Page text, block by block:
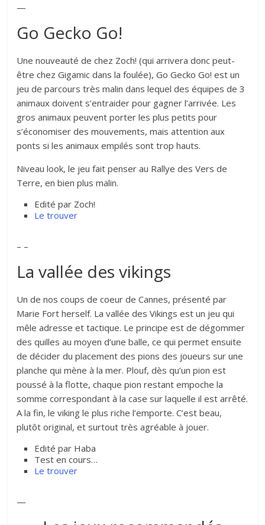
—
Go Gecko Go!
Une nouveauté de chez Zoch! (qui arrivera donc peut-
être chez Gigamic dans la foulée), Go Gecko Go! est un
jeu de parcours très malin dans lequel des équipes de 3
animaux doivent s’entraider pour gagner l’arrivée. Les
gros animaux peuvent porter les plus petits pour
s’économiser des mouvements, mais attention aux
ponts si les animaux empilés sont trop hauts.
Niveau look, le jeu fait penser au Rallye des Vers de
Terre, en bien plus malin.
Edité par Zoch!
Le trouver
– –
La vallée des vikings
Un de nos coups de coeur de Cannes, présenté par
Marie Fort herself. La vallée des Vikings est un jeu qui
mêle adresse et tactique. Le principe est de dégommer
des quilles au moyen d’une balle, ce qui permet ensuite
de décider du placement des pions des joueurs sur une
planche qui mène à la mer. Plouf, dès qu’un pion est
poussé à la flotte, chaque pion restant empoche la
somme correspondant à la case sur laquelle il est arrêté.
A la fin, le viking le plus riche l’emporte. C’est beau,
plutôt original, et surtout très agréable à jouer.
Edité par Haba
Test en cours…
Le trouver
—